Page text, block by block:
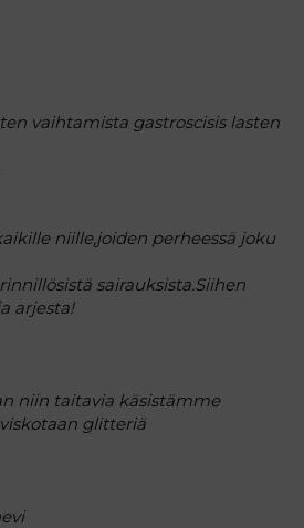
vaihtamista gastroscisis lasten
niille,joiden perheessä joku
sairauksista.Siihen
arjesta!
niin taitavia käsistämme
glitteriä